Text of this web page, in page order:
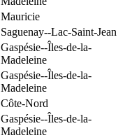
Mauricie
Saguenay--Lac-Saint-Jean
Gaspésie--Îles-de-la-
Madeleine
Gaspésie--Îles-de-la-
Madeleine
Côte-Nord
Gaspésie--Îles-de-la-
Madeleine